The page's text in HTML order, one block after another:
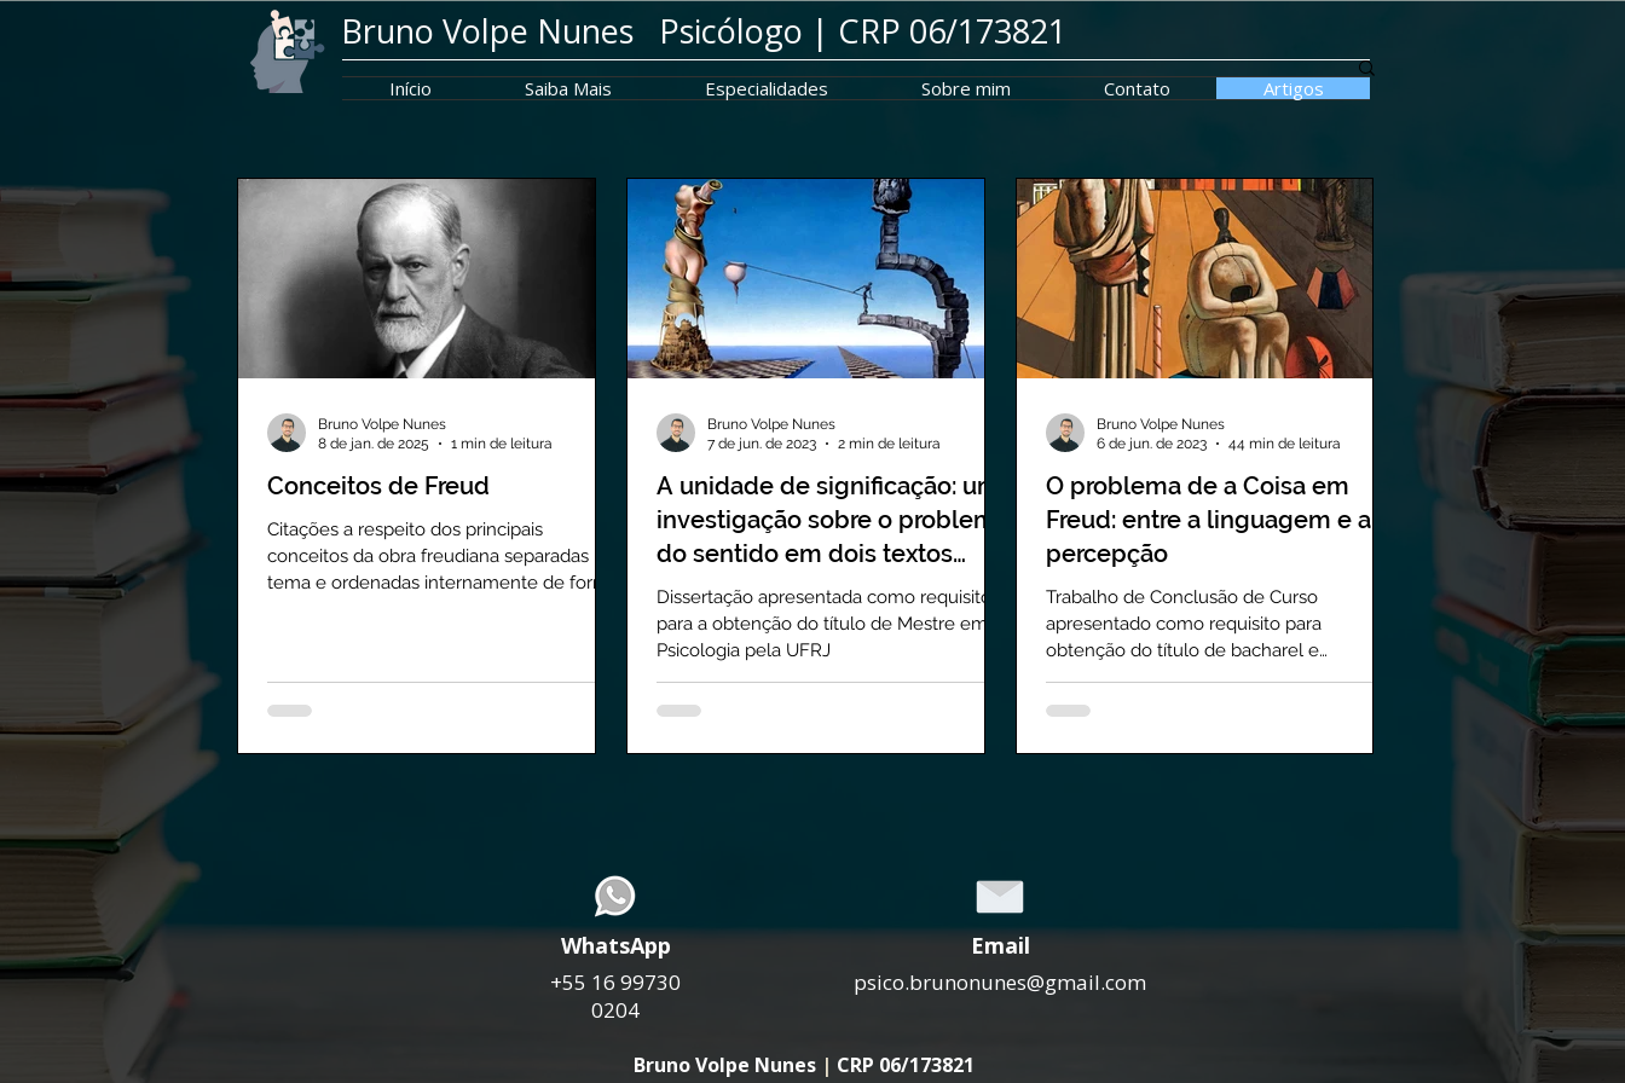
Bruno Volpe Nunes Psicólogo | CRP 06/173821
Início Saiba Mais Especialidades Sobre mim Contato Artigos
Conceitos de Freud
Citações a respeito dos principais
conceitos da obra freudiana separadas por
tema e ordenadas internamente de forma
Bruno Volpe Nunes
8 de jan. de 2025
1 min de leitura
A unidade de significação: uma
investigação sobre o problema
do sentido em dois textos
freudianos
Dissertação apresentada como requisito
para a obtenção do título de Mestre em
Psicologia pela UFRJ
Bruno Volpe Nunes
7 de jun. de 2023
2 min de leitura
O problema de a Coisa em
Freud: entre a linguagem e a
percepção
Trabalho de Conclusão de Curso
apresentado como requisito para
obtenção do título de bacharel e
Bruno Volpe Nunes
6 de jun. de 2023
44 min de leitura
WhatsApp
+55 16 99730
0204
Email
psico.brunonunes@gmail.com
Bruno Volpe Nunes | CRP 06/173821